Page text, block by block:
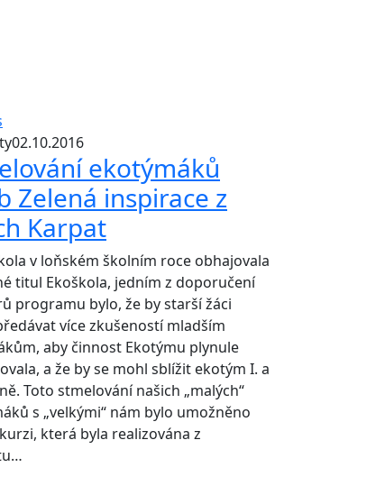
02.10.2016
ekotýmáků
Zelená inspirace z
Karpat
v loňském školním roce obhajovala
titul Ekoškola, jedním z doporučení
programu bylo, že by starší žáci
více zkušeností mladším
aby činnost Ekotýmu plynule
a že by se mohl sblížit ekotým I. a
Toto stmelování našich „malých“
s „velkými“ nám bylo umožněno
která byla realizována z